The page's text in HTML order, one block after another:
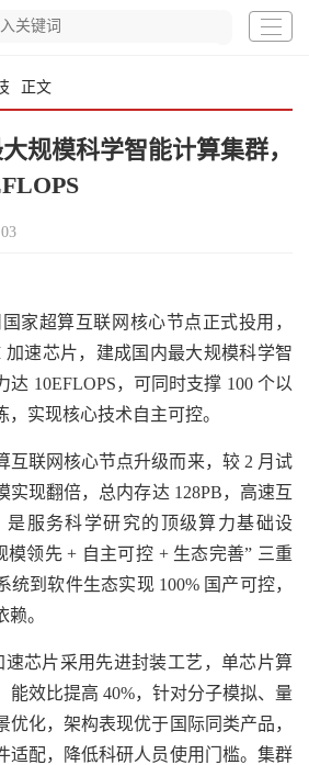
正文
规模科学智能计算集群，
超算互联网核心节点正式投用，
速芯片，建成国内最大规模科学智
10EFLOPS，可同时支撑 100 个以
，实现核心技术自主可控。
联网核心节点升级而来，较 2 月试
实现翻倍，总内存达 128PB，高速互
是服务科学研究的顶级算力基础设
模领先 + 自主可控 + 生态完善” 三重
到软件生态实现 100% 国产可控，
。
片采用先进封装工艺，单芯片算
能效比提高 40%，针对分子模拟、量
优化，架构表现优于国际同类产品，
适配，降低科研人员使用门槛。集群